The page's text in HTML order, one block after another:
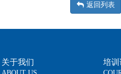
返回列表
关于我们
ABOUT US
培训